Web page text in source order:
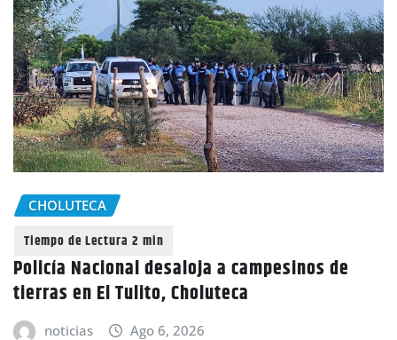
CHOLUTECA
Policía Nacional desaloja a campesinos de
tierras en El Tulito, Choluteca
noticias Ago 6, 2026